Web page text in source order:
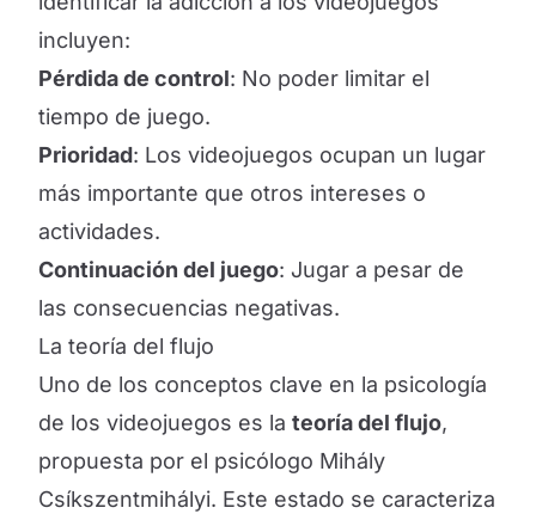
incluyen:
Pérdida de control: No poder limitar el
tiempo de juego.
Prioridad: Los videojuegos ocupan un lugar
más importante que otros intereses o
actividades.
Continuación del juego: Jugar a pesar de
las consecuencias negativas.
La teoría del flujo
Uno de los conceptos clave en la psicología
de los videojuegos es la teoría del flujo,
propuesta por el psicólogo Mihály
Csíkszentmihályi. Este estado se caracteriza